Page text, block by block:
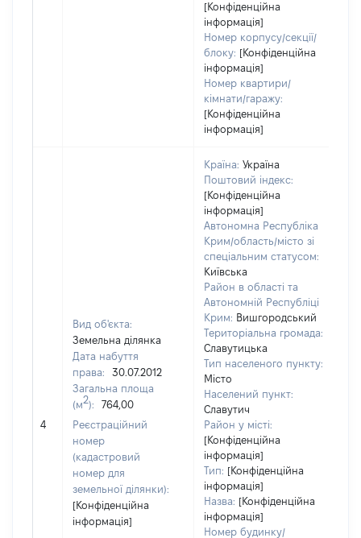
[Конфіденційна
інформація]
Номер корпусу/секції/
блоку: [Конфіденційна
інформація]
Номер квартири/
кімнати/гаражу:
[Конфіденційна
інформація]
4
Вид об'єкта:
Земельна ділянка
Дата набуття
права:
30.07.2012
Загальна площа
(м2):
764,00
Реєстраційний
номер
(кадастровий
номер для
земельної ділянки):
[Конфіденційна
інформація]
Країна: Україна
Поштовий індекс:
[Конфіденційна
інформація]
Автономна Республіка
Крим/область/місто зі
спеціальним статусом:
Київська
Район в області та
Автономній Республіці
Крим: Вишгородський
Територіальна громада:
Славутицька
Тип населеного пункту:
Місто
Населений пункт:
Славутич
Район у місті:
[Конфіденційна
інформація]
Тип: [Конфіденційна
інформація]
Назва: [Конфіденційна
інформація]
Номер будинку/